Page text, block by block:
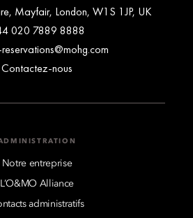
Mayfair, London, W1S 1JP, UK
020 7889 8888
Contactez-nous
Notre entreprise
L’O&MO Alliance
administratifs